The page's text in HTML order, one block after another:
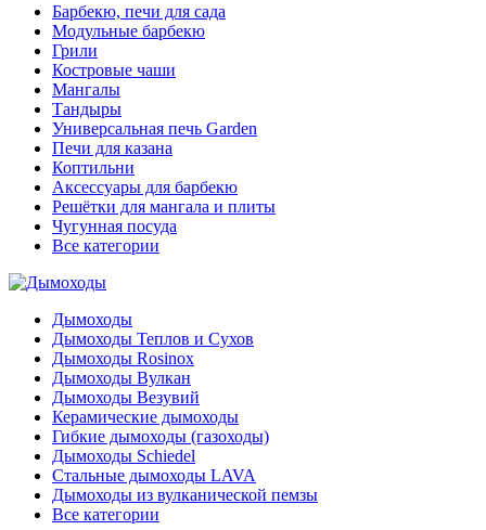
Барбекю, печи для сада
Модульные барбекю
Грили
Костровые чаши
Мангалы
Тандыры
Универсальная печь Garden
Печи для казана
Коптильни
Аксессуары для барбекю
Решётки для мангала и плиты
Чугунная посуда
Все категории
Дымоходы
Дымоходы Теплов и Сухов
Дымоходы Rosinox
Дымоходы Вулкан
Дымоходы Везувий
Керамические дымоходы
Гибкие дымоходы (газоходы)
Дымоходы Schiedel
Стальные дымоходы LAVA
Дымоходы из вулканической пемзы
Все категории